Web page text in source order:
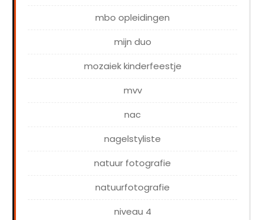
mbo opleidingen
mijn duo
mozaiek kinderfeestje
mvv
nac
nagelstyliste
natuur fotografie
natuurfotografie
niveau 4